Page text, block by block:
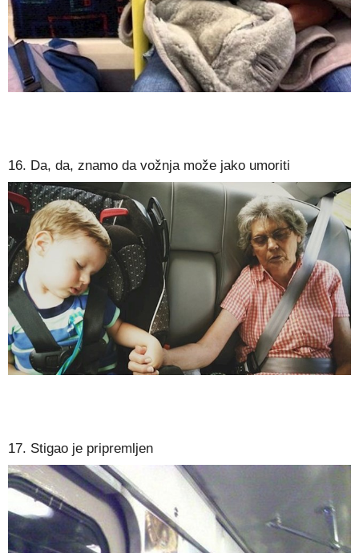
16. Da, da, znamo da vožnja može jako umoriti
17. Stigao je pripremljen